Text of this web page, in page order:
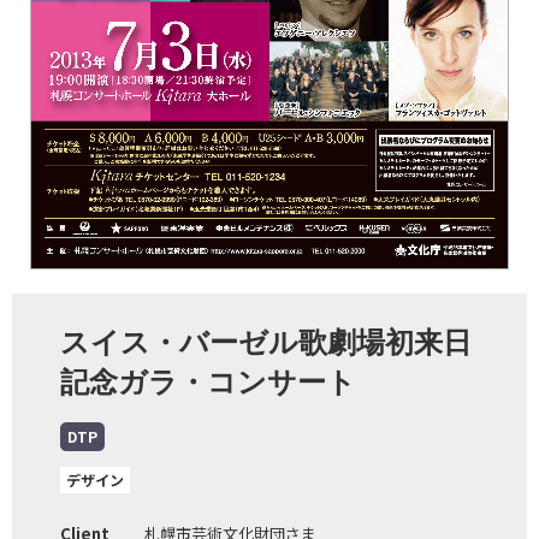
スイス・バーゼル歌劇場初来日
記念ガラ・コンサート
DTP
デザイン
Client 札幌市芸術文化財団さま